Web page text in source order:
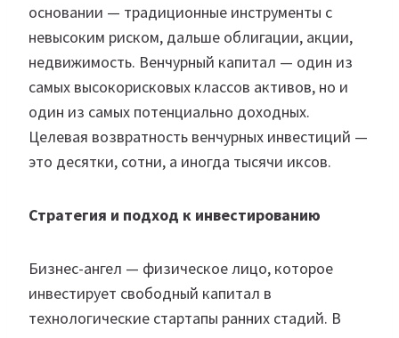
основании — традиционные инструменты с
невысоким риском, дальше облигации, акции,
недвижимость. Венчурный капитал — один из
самых высокорисковых классов активов, но и
один из самых потенциально доходных.
Целевая возвратность венчурных инвестиций —
это десятки, сотни, а иногда тысячи иксов.
Стратегия и подход к инвестированию
Бизнес-ангел — физическое лицо, которое
инвестирует свободный капитал в
технологические стартапы ранних стадий. В